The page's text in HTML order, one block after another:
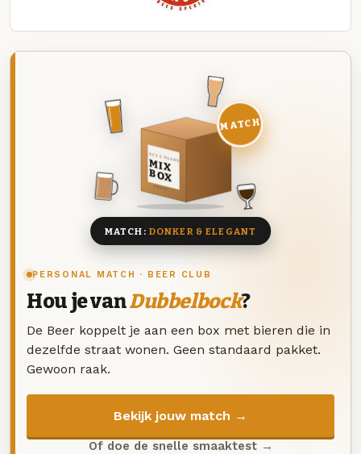
PERSONAL MATCH · BEER CLUB
Hou je vanDubbelbock?
De Beer koppelt je aan een box met bieren die in
dezelfde straat wonen. Geen standaard pakket.
Gewoon raak.
Bekijk jouw match →
Of doe de snelle smaaktest →
DEZE MAAND
MIX
BOX
8 BIEREN
MATCH
MATCH: DONKER & ELEGANT